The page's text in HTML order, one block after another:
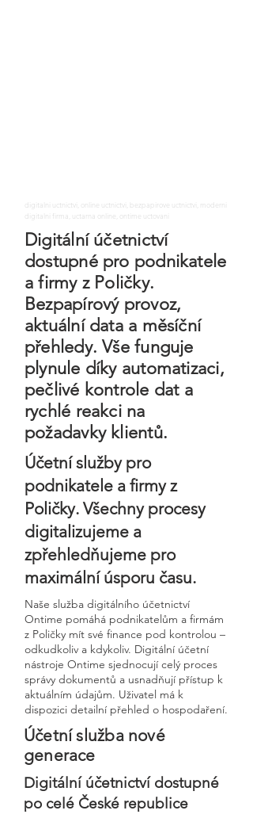
digitalni uctnictvi, online uctnictvi, bezpapirove uctnictvi, moderni
digitalni firma, uctarna online, ontime uctovani
Digitální účetnictví
dostupné pro podnikatele
a firmy z Poličky.
Bezpapírový provoz,
aktuální data a měsíční
přehledy. Vše funguje
plynule díky automatizaci,
pečlivé kontrole dat a
rychlé reakci na
požadavky klientů.
Účetní služby pro
podnikatele a firmy z
Poličky. Všechny procesy
digitalizujeme a
zpřehledňujeme pro
maximální úsporu času.
Naše služba digitálního účetnictví
Ontime pomáhá podnikatelům a firmám
z Poličky mít své finance pod kontrolou –
odkudkoliv a kdykoliv. Digitální účetní
nástroje Ontime sjednocují celý proces
správy dokumentů a usnadňují přístup k
aktuálním údajům. Uživatel má k
dispozici detailní přehled o hospodaření.
Účetní služba nové
generace
Digitální účetnictví dostupné
po celé České republice